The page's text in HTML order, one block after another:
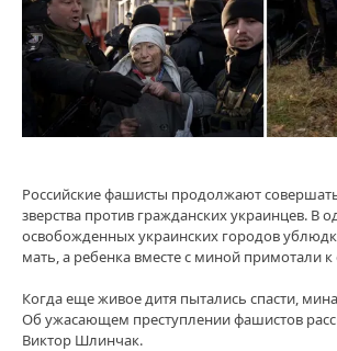
Российские фашисты продолжают
зверства против гражданских украинцев. В
освобожденных украинских городов
мать, а ребенка вместе с миной примотали к
Когда еще живое дитя пытались спасти,
Об ужасающем преступлении фашистов
Виктор Шлинчак.